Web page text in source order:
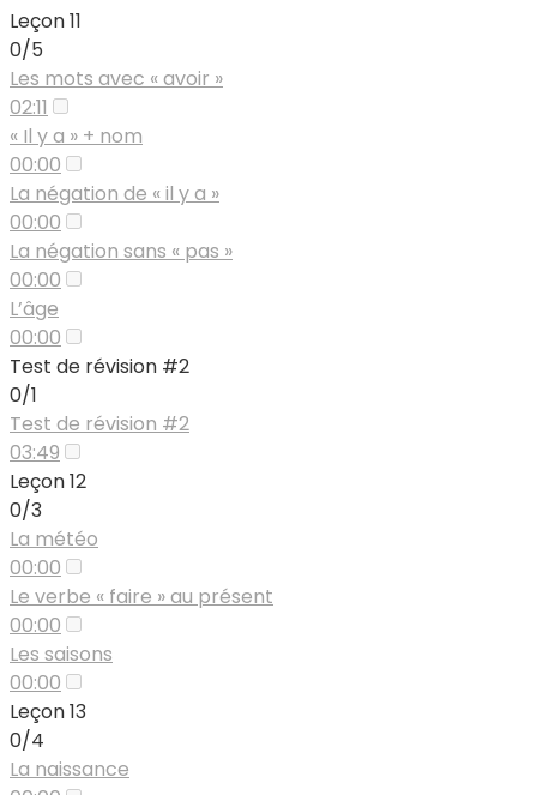
Leçon 11
0/5
Les mots avec « avoir »
02:11
« Il y a » + nom
00:00
La négation de « il y a »
00:00
La négation sans « pas »
00:00
L’âge
00:00
Test de révision #2
0/1
Test de révision #2
03:49
Leçon 12
0/3
La météo
00:00
Le verbe « faire » au présent
00:00
Les saisons
00:00
Leçon 13
0/4
La naissance